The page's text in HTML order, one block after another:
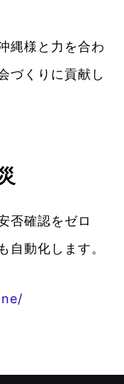
縄様と力を合わ
づくりに貢献し
否確認をゼロ
自動化します。